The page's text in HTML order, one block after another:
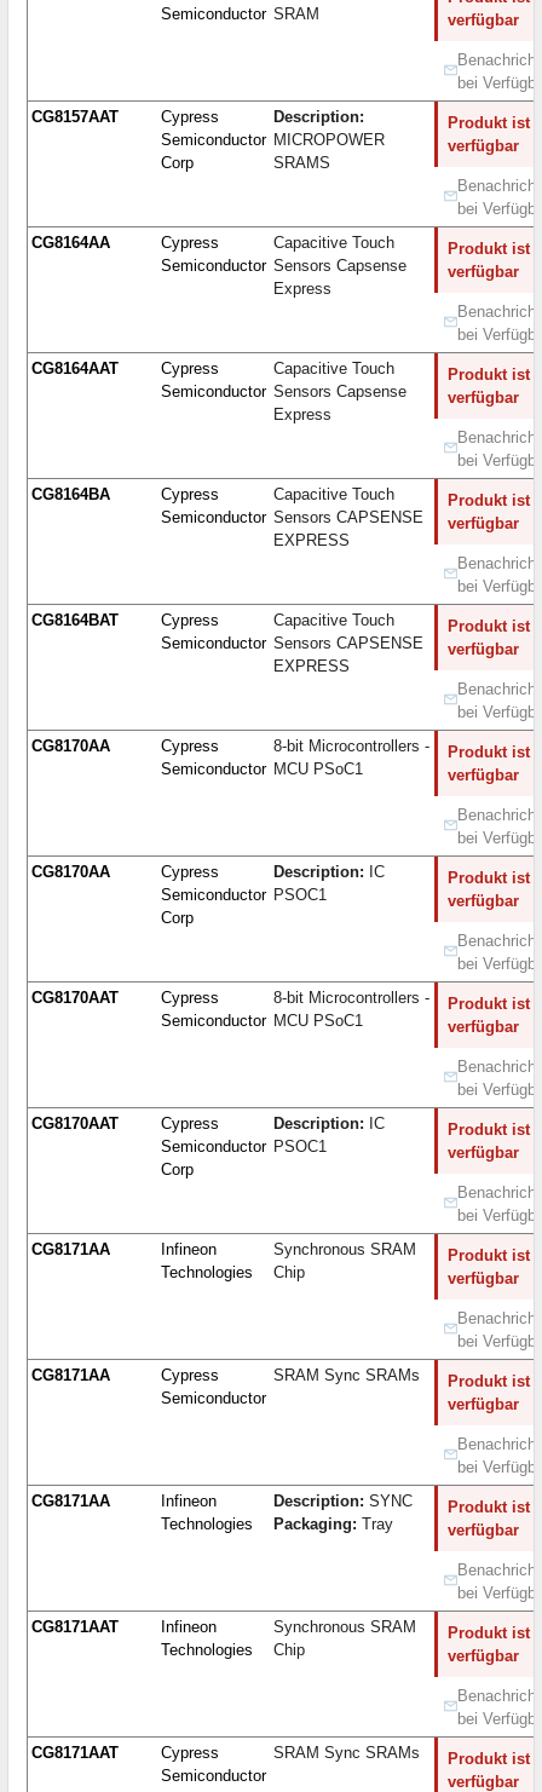
Semiconductor SRAM
verfügbar
bei
CG8157AAT
Cypress
Semiconductor
Corp
Description:
MICROPOWER
SRAMS
Produkt ist
verfügbar
bei
CG8164AA
Cypress
Semiconductor
Capacitive Touch
Sensors Capsense
Express
Produkt ist
verfügbar
bei
CG8164AAT
Cypress
Semiconductor
Capacitive Touch
Sensors Capsense
Express
Produkt ist
verfügbar
bei
CG8164BA
Cypress
Semiconductor
Capacitive Touch
Sensors CAPSENSE
EXPRESS
Produkt ist
verfügbar
bei
CG8164BAT
Cypress
Semiconductor
Capacitive Touch
Sensors CAPSENSE
EXPRESS
Produkt ist
verfügbar
bei
CG8170AA
Cypress
Semiconductor
8-bit Microcontrollers -
MCU PSoC1
Produkt ist
verfügbar
bei
CG8170AA
Cypress
Semiconductor
Corp
Description: IC
PSOC1
Produkt ist
verfügbar
bei
CG8170AAT
Cypress
Semiconductor
8-bit Microcontrollers -
MCU PSoC1
Produkt ist
verfügbar
bei
CG8170AAT
Cypress
Semiconductor
Corp
Description: IC
PSOC1
Produkt ist
verfügbar
bei
CG8171AA
Infineon
Technologies
Synchronous SRAM
Chip
Produkt ist
verfügbar
bei
CG8171AA
Cypress
Semiconductor
SRAM Sync SRAMs
Produkt ist
verfügbar
bei
CG8171AA
Infineon
Technologies
Description: SYNC
Packaging: Tray
Produkt ist
verfügbar
bei
CG8171AAT
Infineon
Technologies
Synchronous SRAM
Chip
Produkt ist
verfügbar
bei
CG8171AAT
Cypress
Semiconductor
SRAM Sync SRAMs
Produkt ist
verfügbar